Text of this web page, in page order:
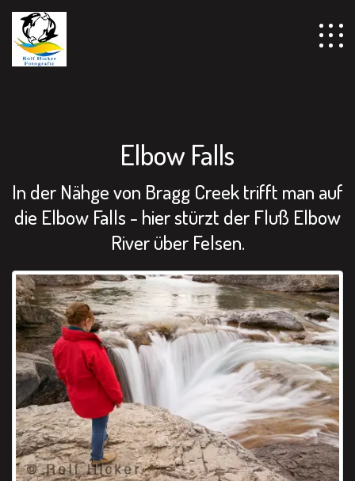
================================================== -->
Elbow Falls
In der Nähge von Bragg Creek trifft man auf
die Elbow Falls - hier stürzt der Fluß Elbow
River über Felsen.